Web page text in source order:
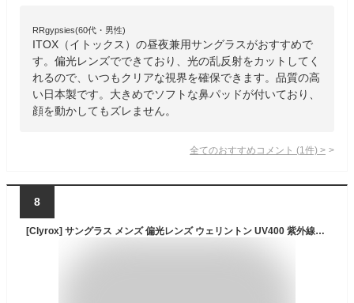
RRgypsies(60代・男性)
ITOX（イトックス）の昼夜兼用サングラスがおすすめで
す。偏光レンズでできており、光の乱反射をカットしてく
れるので、いつもクリアな視界を確保できます。品質の高
い日本製です。大きめでソフトな鼻パッドが付いており、
顔を動かしてもズレません。
全てのおすすめコメント (1 件) >
8
[Clyrox] サングラス メンズ 偏光レンズ ウェリントン UV400 紫外線カット 超軽量 TR90フレーム ドライブ 運転 釣り 登山 ランニング おしゃれ スポーツサングラス 男女兼用 ケース付き ブラック